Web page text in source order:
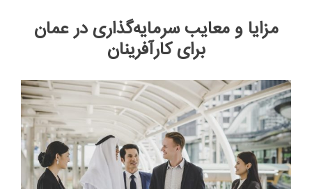
مزایا و معایب سرمایه‌گذاری در عمان
برای کارآفرینان